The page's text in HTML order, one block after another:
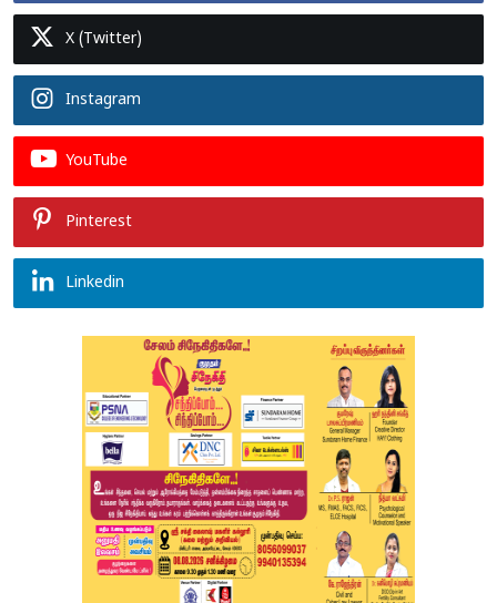
X (Twitter)
Instagram
YouTube
Pinterest
Linkedin